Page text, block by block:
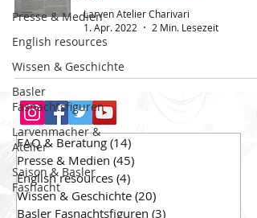
Presse & Medien
English resources
Wissen & Geschichte
Basler
Fasnachtsfiguren
Larvenmacher &
Atelier
Saison & Basler
Fasnacht
Larven Atelier Charivari
1. Apr. 2022
2 Min. Lesezeit
FAQ & Beratung (14)
Presse & Medien (45)
English resources (4)
Wissen & Geschichte (20)
Basler Fasnachtsfiguren (3)